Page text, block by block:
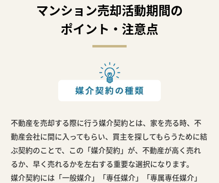
マンション売却活動期間の
ポイント・注意点
不動産を売却する際に行う媒介契約とは、家を売る時、不
動産会社に間に入ってもらい、買主を探してもらうために結
ぶ契約のことで、 この「媒介契約」が、不動産が高く売れ
るか、早く売れるかを左右する重要な選択になります。
媒介契約には「一般媒介」「専任媒介」「専属専任媒介」